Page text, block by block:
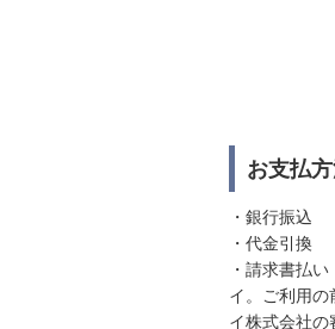
お支払
・銀行振込
・代金引換
・請求書払
イ。ご利用
イ株式会社の